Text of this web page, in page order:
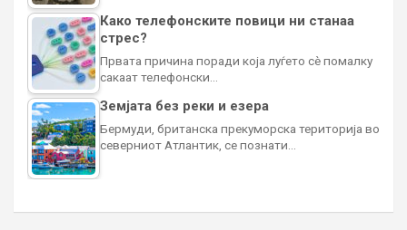
Како телефонските повици ни станаа
стрес?
Првата причина поради која луѓето сè помалку
сакаат телефонски…
Земјата без реки и езера
Бермуди, британска прекуморска територија во
северниот Атлантик, се познати…